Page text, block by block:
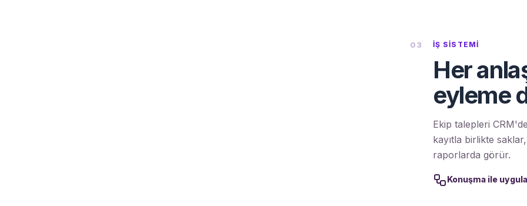
03 İŞ SISTEMI
Her
eyleme
Ekip talepleri
kayıtla birlikte
raporlarda görür.
Konuşma ile